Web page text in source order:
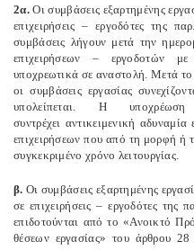
2α.Οι συμβάσεις εξαρτημένης
επιχειρήσεις – εργοδότες της
συμβάσεις λήγουν μετά την
επιχειρήσεων – εργοδοτών με
υποχρεωτικά σε αναστολή. Μετά
οι συμβάσεις εργασίας
υπολείπεται. Η
συντρέχει αντικειμενική
επιχειρήσεων που από τη μορφή ή
συγκεκριμένο χρόνο λειτουργίας.
β. Οι συμβάσεις εξαρτημένης
σε επιχειρήσεις – εργοδότες της
επιδοτούνται από το «Ανοικτό
θέσεων εργασίας» του άρθρου